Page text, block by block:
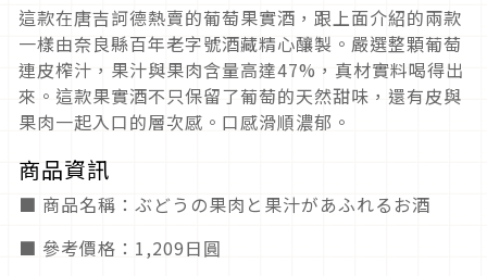
這款在唐吉訶德熱賣的葡萄果實酒，跟上面介紹的兩款
一樣由奈良縣百年老字號酒藏精心釀製。嚴選整顆葡萄
連皮榨汁，果汁與果肉含量高達47%，真材實料喝得出
來。這款果實酒不只保留了葡萄的天然甜味，還有皮與
果肉一起入口的層次感。口感滑順濃郁。
商品資訊
■ 商品名稱：ぶどうの果肉と果汁があふれるお酒
■ 參考價格：1,209日圓